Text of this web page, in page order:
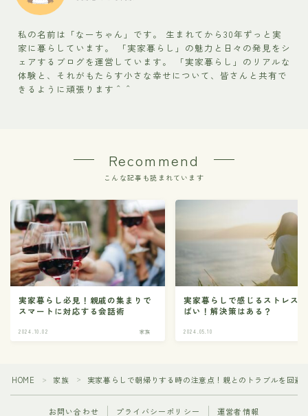
私の名前は「なーちゃん」です。 生まれてから30年ずっと実
家に暮らしています。 「実家暮らし」の魅力と日々の発見をシ
ェアするブログを運営しています。 「実家暮らし」のリアルな
体験と、それがもたらす小さな幸せについて、皆さんと共有で
きるように頑張ります＾＾
Recommend
こんな記事も読まれています
実家暮らし必見！親戚の集まりで
スマートに対応する会話術
2024.10.02 家族
実家暮らしで感じるストレス
ばい！解決策はある？
2024.05.10
HOME ＞ 家族 ＞ 実家暮らしで朝帰りする時の注意点！親とのトラブルを回避
お問い合わせ プライバシーポリシー 運営者情報